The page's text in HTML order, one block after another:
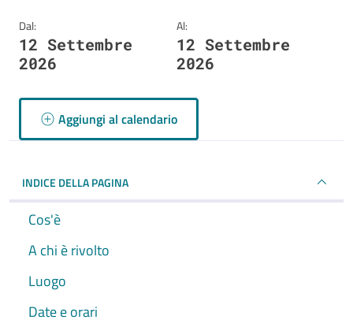
Dal:
12 Settembre
2026
Al:
12 Settembre
2026
Aggiungi al calendario
INDICE DELLA PAGINA
Cos'è
A chi è rivolto
Luogo
Date e orari